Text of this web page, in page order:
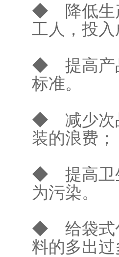
◆ 降低生
工人，投
◆ 提高产
标准。
◆ 减少次
装的浪费；
◆ 提高卫
为污染。
◆ 给袋式
料的多出